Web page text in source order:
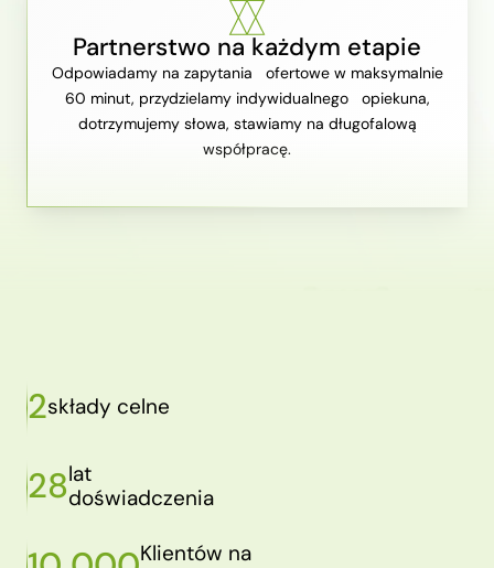
Partnerstwo na każdym etapie
Odpowiadamy na zapytania ofertowe w maksymalnie
60 minut, przydzielamy indywidualnego opiekuna,
dotrzymujemy słowa, stawiamy na długofalową
współpracę.
2składy celne
28lat
doświadczenia
Klientów na